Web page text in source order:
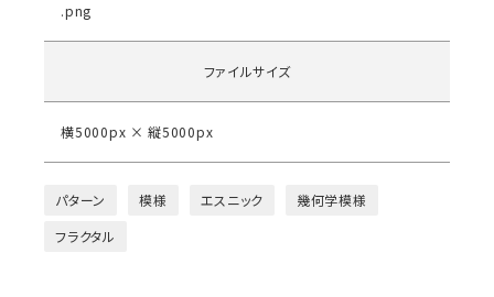
.png
ファイルサイズ
横5000px × 縦5000px
パターン 模様 エスニック
幾何学模様
フラクタル